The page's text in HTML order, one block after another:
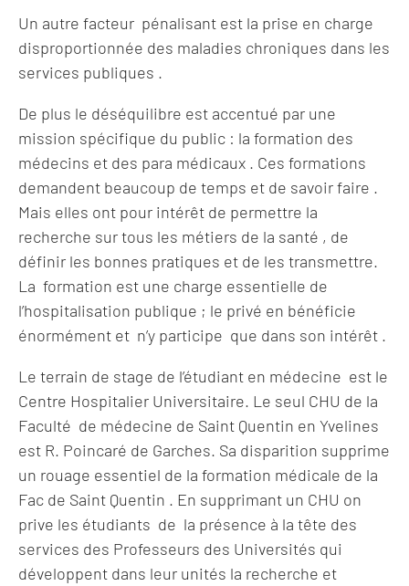
Un autre facteur pénalisant est la prise en charge
disproportionnée des maladies chroniques dans les
services publiques .
De plus le déséquilibre est accentué par une
mission spécifique du public : la formation des
médecins et des para médicaux . Ces formations
demandent beaucoup de temps et de savoir faire .
Mais elles ont pour intérêt de permettre la
recherche sur tous les métiers de la santé , de
définir les bonnes pratiques et de les transmettre.
La formation est une charge essentielle de
l’hospitalisation publique ; le privé en bénéficie
énormément et n’y participe que dans son intérêt .
Le terrain de stage de l’étudiant en médecine est le
Centre Hospitalier Universitaire. Le seul CHU de la
Faculté de médecine de Saint Quentin en Yvelines
est R. Poincaré de Garches. Sa disparition supprime
un rouage essentiel de la formation médicale de la
Fac de Saint Quentin . En supprimant un CHU on
prive les étudiants de la présence à la tête des
services des Professeurs des Universités qui
développent dans leur unités la recherche et